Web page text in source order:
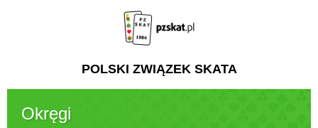
POLSKI ZWIĄZEK SKATA
Okręgi